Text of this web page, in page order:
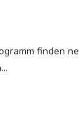
finden